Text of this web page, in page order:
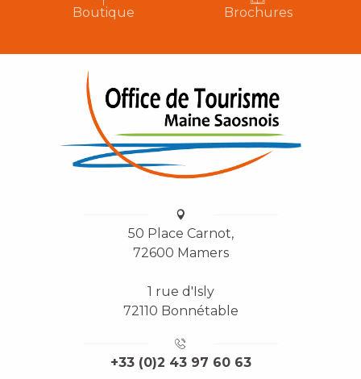
Boutique Brochures
50 Place Carnot,
72600 Mamers
1 rue d'Isly
72110 Bonnétable
+33 (0)2 43 97 60 63